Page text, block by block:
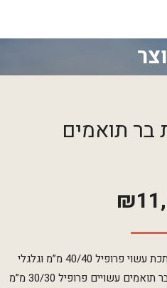
בר תואמים
₪
לוח עץ אלון מבוקע על גבי שלד מתכת עשוי פרופיל 40/40 מ”מ וגלגלי
ברזל יצוק מעוצבים עם 4 כיסאות בר תואמים עשויים פרופיל 30/30 מ”מ